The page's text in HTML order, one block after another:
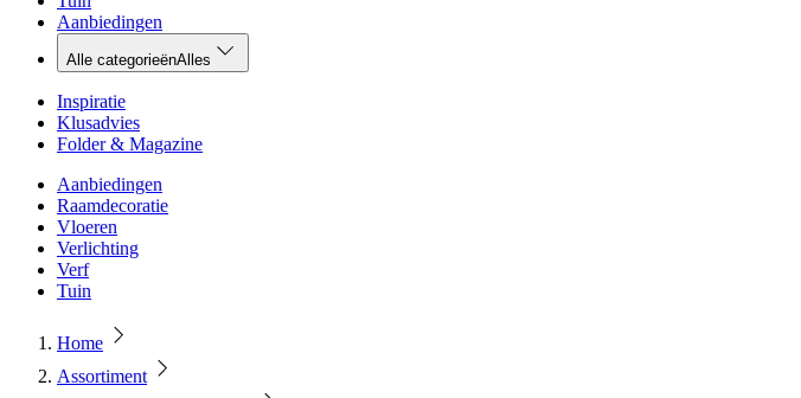
Aanbiedingen
Alle categorieënAlles
Inspiratie
Klusadvies
Folder & Magazine
Aanbiedingen
Raamdecoratie
Vloeren
Verlichting
Verf
Tuin
Home
Assortiment